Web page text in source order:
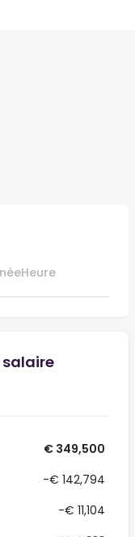
Heure
salaire
€ 349,500
-€ 142,794
-€ 11,104